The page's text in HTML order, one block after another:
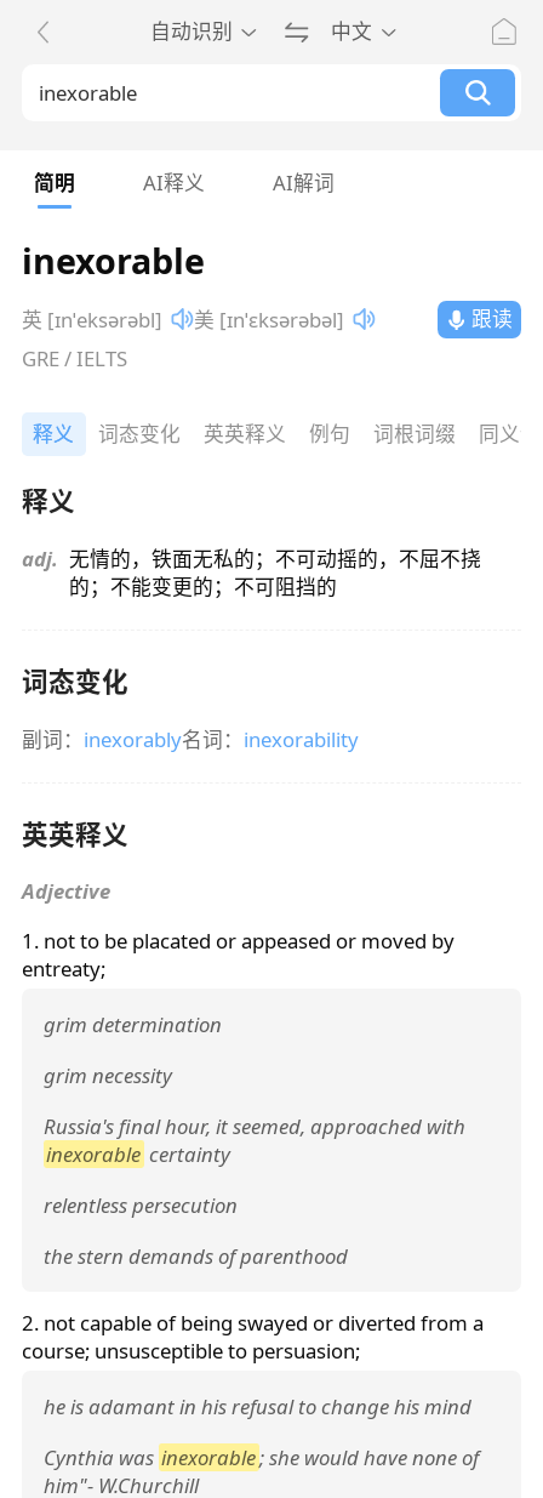
自动识别 中文
简明 AI释义 AI解词
inexorable
英 [ɪnˈeksərəbl] 美 [ɪnˈɛksərəbəl]
跟读
GRE / IELTS
释义 词态变化 英英释义 例句 词根词缀 同义词
释义
adj. 无情的，铁面无私的；不可动摇的，不屈不挠
的；不能变更的；不可阻挡的
词态变化
副词： inexorably名词： inexorability
英英释义
Adjective
1. not to be placated or appeased or moved by
entreaty;
grim determination
grim necessity
Russia's final hour, it seemed, approached with
inexorable certainty
relentless persecution
the stern demands of parenthood
2. not capable of being swayed or diverted from a
course; unsusceptible to persuasion;
he is adamant in his refusal to change his mind
Cynthia was inexorable; she would have none of
him"- W.Churchill